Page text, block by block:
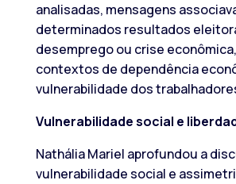
analisadas, mensagens
determinados resultados
desemprego ou crise
contextos de dependência
vulnerabilidade dos
Vulnerabilidade social e
Nathália Mariel aprofundou a
vulnerabilidade social e